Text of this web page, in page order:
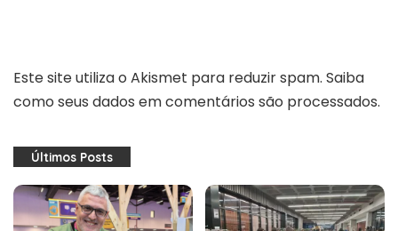
Este site utiliza o Akismet para reduzir spam. Saiba
como seus dados em comentários são processados.
Últimos Posts